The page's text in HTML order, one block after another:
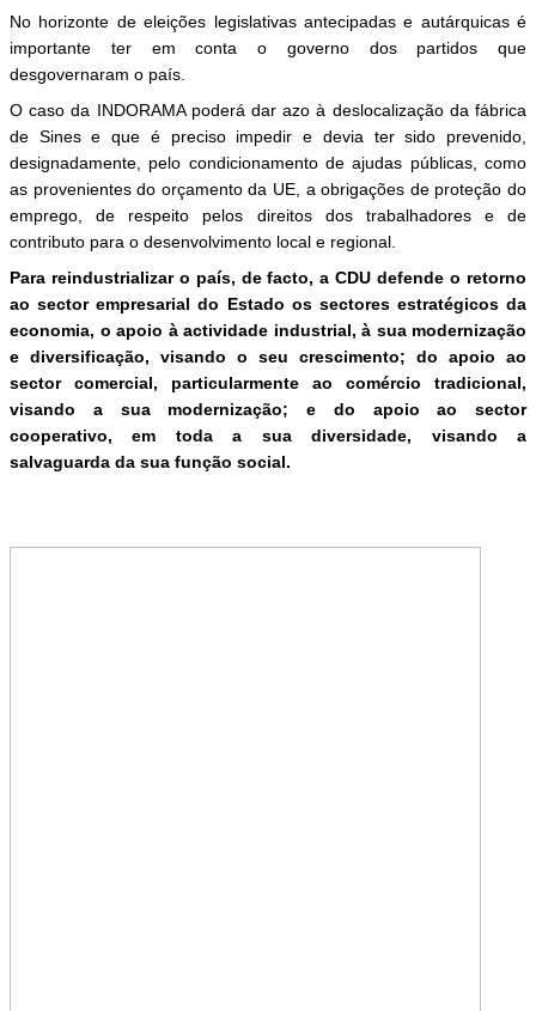
No horizonte de eleições legislativas antecipadas e autárquicas é
importante ter em conta o governo dos partidos que
desgovernaram o país.
O caso da INDORAMA poderá dar azo à deslocalização da fábrica
de Sines e que é preciso impedir e devia ter sido prevenido,
designadamente, pelo condicionamento de ajudas públicas, como
as provenientes do orçamento da UE, a obrigações de proteção do
emprego, de respeito pelos direitos dos trabalhadores e de
contributo para o desenvolvimento local e regional.
Para reindustrializar o país, de facto, a CDU defende o retorno
ao sector empresarial do Estado os sectores estratégicos da
economia, o apoio à actividade industrial, à sua modernização
e diversificação, visando o seu crescimento; do apoio ao
sector comercial, particularmente ao comércio tradicional,
visando a sua modernização; e do apoio ao sector
cooperativo, em toda a sua diversidade, visando a
salvaguarda da sua função social.